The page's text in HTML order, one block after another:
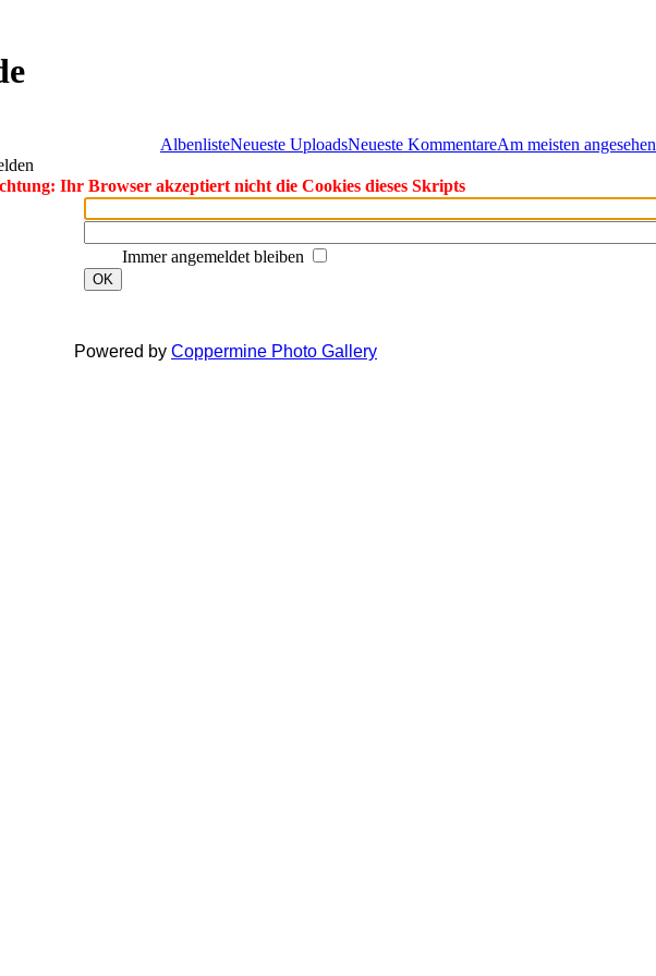
AlbenlisteNeueste UploadsNeueste KommentareAm meisten angesehen
Ihr Browser akzeptiert nicht die Cookies dieses Skripts
Immer angemeldet bleiben
OK
Powered by Coppermine Photo Gallery